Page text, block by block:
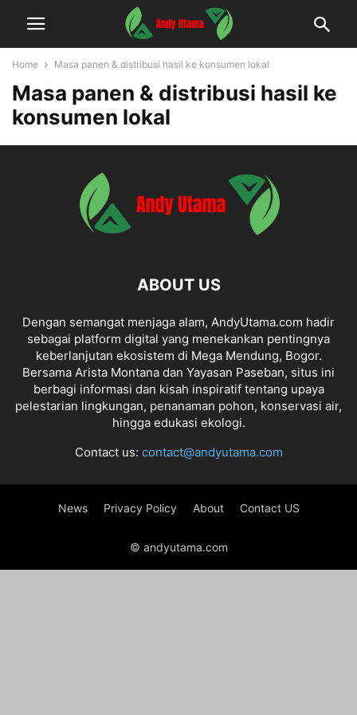
Home Masa panen & distribusi hasil ke konsumen lokal
Masa panen & distribusi hasil ke
konsumen lokal
ABOUT US
Dengan semangat menjaga alam, AndyUtama.com hadir
sebagai platform digital yang menekankan pentingnya
keberlanjutan ekosistem di Mega Mendung, Bogor.
Bersama Arista Montana dan Yayasan Paseban, situs ini
berbagi informasi dan kisah inspiratif tentang upaya
pelestarian lingkungan, penanaman pohon, konservasi air,
hingga edukasi ekologi.
Contact us: contact@andyutama.com
News Privacy Policy About Contact US
© andyutama.com